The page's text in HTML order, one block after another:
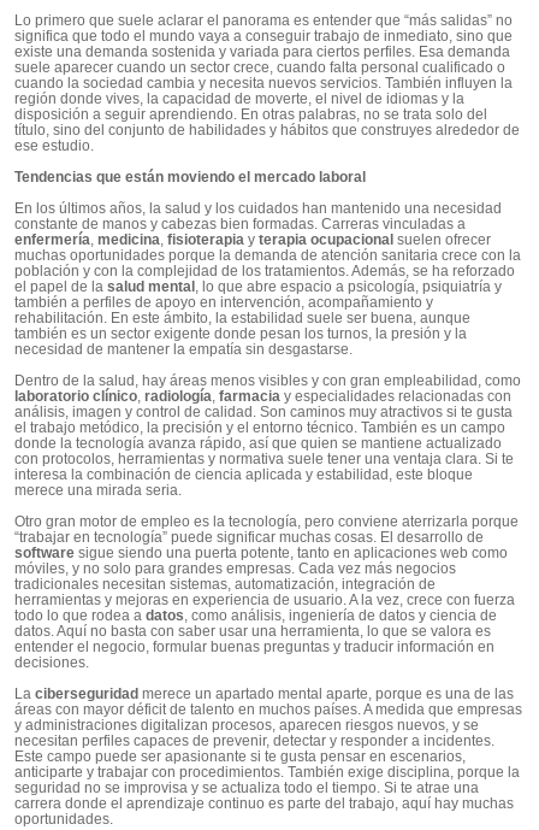
Lo primero que suele aclarar el panorama es entender que “más salidas” no
significa que todo el mundo vaya a conseguir trabajo de inmediato, sino que
existe una demanda sostenida y variada para ciertos perfiles. Esa demanda
suele aparecer cuando un sector crece, cuando falta personal cualificado o
cuando la sociedad cambia y necesita nuevos servicios. También influyen la
región donde vives, la capacidad de moverte, el nivel de idiomas y la
disposición a seguir aprendiendo. En otras palabras, no se trata solo del
título, sino del conjunto de habilidades y hábitos que construyes alrededor de
ese estudio.
Tendencias que están moviendo el mercado laboral
En los últimos años, la salud y los cuidados han mantenido una necesidad
constante de manos y cabezas bien formadas. Carreras vinculadas a
enfermería, medicina, fisioterapia y terapia ocupacional suelen ofrecer
muchas oportunidades porque la demanda de atención sanitaria crece con la
población y con la complejidad de los tratamientos. Además, se ha reforzado
el papel de la salud mental , lo que abre espacio a psicología, psiquiatría y
también a perfiles de apoyo en intervención, acompañamiento y
rehabilitación. En este ámbito, la estabilidad suele ser buena, aunque
también es un sector exigente donde pesan los turnos, la presión y la
necesidad de mantener la empatía sin desgastarse.
Dentro de la salud, hay áreas menos visibles y con gran empleabilidad, como
laboratorio clínico, radiología, farmacia y especialidades relacionadas con
análisis, imagen y control de calidad. Son caminos muy atractivos si te gusta
el trabajo metódico, la precisión y el entorno técnico. También es un campo
donde la tecnología avanza rápido, así que quien se mantiene actualizado
con protocolos, herramientas y normativa suele tener una ventaja clara. Si te
interesa la combinación de ciencia aplicada y estabilidad, este bloque
merece una mirada seria.
Otro gran motor de empleo es la tecnología, pero conviene aterrizarla porque
“trabajar en tecnología” puede significar muchas cosas. El desarrollo de
software sigue siendo una puerta potente, tanto en aplicaciones web como
móviles, y no solo para grandes empresas. Cada vez más negocios
tradicionales necesitan sistemas, automatización, integración de
herramientas y mejoras en experiencia de usuario. A la vez, crece con fuerza
todo lo que rodea a datos, como análisis, ingeniería de datos y ciencia de
datos. Aquí no basta con saber usar una herramienta, lo que se valora es
entender el negocio, formular buenas preguntas y traducir información en
decisiones.
La ciberseguridad merece un apartado mental aparte, porque es una de las
áreas con mayor déficit de talento en muchos países. A medida que empresas
y administraciones digitalizan procesos, aparecen riesgos nuevos, y se
necesitan perfiles capaces de prevenir, detectar y responder a incidentes.
Este campo puede ser apasionante si te gusta pensar en escenarios,
anticiparte y trabajar con procedimientos. También exige disciplina, porque la
seguridad no se improvisa y se actualiza todo el tiempo. Si te atrae una
carrera donde el aprendizaje continuo es parte del trabajo, aquí hay muchas
oportunidades.